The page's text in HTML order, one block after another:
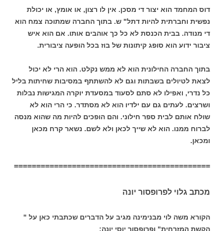
דוס המחמד הוא יצור די מסכן. אין לו רצון, או אומץ, או יכולת
נפשית וחברתית להיות דתל" ש. בתוך החברה שמתוכה צמח הוא
די מנודה. בבית הכנסת לא כל כך אוהבים אותו. אם הוא איש
ציבור ידוע הוא סופג קיתונות של בוז בכל הופעה ציבורית.
בתוך החברה החילונית הוא לא ממש נקלט. הוא הרי לא יכול
לצאת לטיולים בשבתות וגם לא להשתתף במסיבות שחיתות בליל
כל נדרי, ואפילו לא סתם לסעוד במסעדת יוקרה המגישות נבלות
ושרצים. לעתים גם עם ילדיו הוא לא מסתדר. כי הרי הוא לא
שולח אותם לבית ספר חילוני. והם הופכים להיות מה שהוא מנסה
לברוח ממנו. הוא לא שייך לכאן ולא לשם. נשאר קרח מכאן
ומכאן.
============================================
מכתב גלוי לפרופסור יונה
הקורא משה לוי מבנימינה מגיב על הדברים שכתבתי כאן על "
הקשת המזרחית" ופרופסור יוסי יונה: